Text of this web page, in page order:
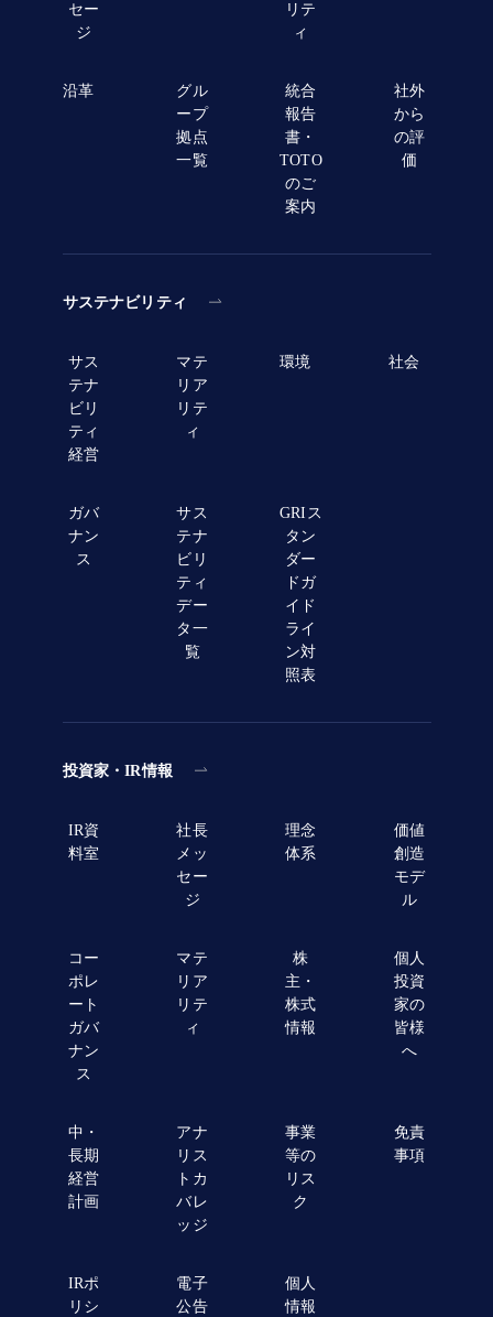
セー
ジ
リテ
ィ
沿革
グル
ープ
拠点
一覧
統合
報告
書・
TOTO
のご
案内
社外
から
の評
価
サステナビリティ
サス
テナ
ビリ
ティ
経営
マテ
リア
リテ
ィ
環境 社会
ガバ
ナン
ス
サス
テナ
ビリ
ティ
デー
タ一
覧
GRIス
タン
ダー
ドガ
イド
ライ
ン対
照表
投資家・IR情報
IR資
料室
社長
メッ
セー
ジ
理念
体系
価値
創造
モデ
ル
コー
ポレ
ート
ガバ
ナン
ス
マテ
リア
リテ
ィ
株
主・
株式
情報
個人
投資
家の
皆様
へ
中・
長期
経営
計画
アナ
リス
トカ
バレ
ッジ
事業
等の
リス
ク
免責
事項
IRポ
リシ
電子
公告
個人
情報